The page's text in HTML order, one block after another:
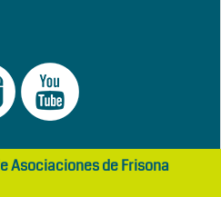
Asociaciones de Frisona